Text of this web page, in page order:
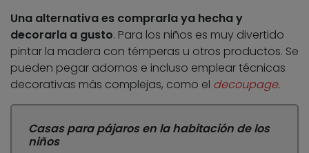
Una alternativa es comprarla ya hecha y
decorarla a gusto. Para los niños es muy divertido
pintar la madera con témperas u otros productos. Se
pueden pegar adornos e incluso emplear técnicas
decorativas más complejas, como el decoupage.
Casas para pájaros en la habitación de los
niños